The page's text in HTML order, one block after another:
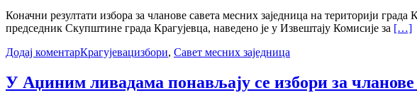
Коначни резултати избора за чланове савета месних заједница на територији
председник Скупштине града Крагујевца, наведено је у Извештају Комисије за […]
Додај коментарКрагујевацизбори, Савет месних заједница
У Аџиним ливадама понављају се избори за